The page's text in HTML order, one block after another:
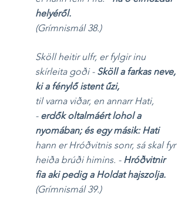
helyéről.
(Grímnismál 38.)
Sköll heitir ulfr, er fylgir inu
skírleita goði - Sköll a farkas neve,
ki a fénylő istent űzi,
til varna viðar, en annarr Hati,
- erdők oltalmáért lohol a
nyomában; és egy másik: Hati
hann er Hróðvitnis sonr, sá skal fyr
heiða brúði himins. - Hróðvitnir
fia aki pedig a Holdat hajszolja.
(Grímnismál 39.)